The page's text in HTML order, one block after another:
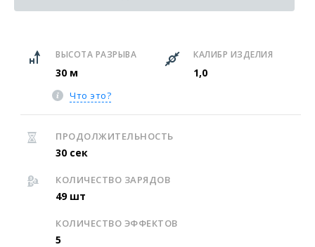
ВЫСОТА РАЗРЫВА
30 м
КАЛИБР ИЗДЕЛИЯ
1,0
Что это?
ПРОДОЛЖИТЕЛЬНОСТЬ
30 сек
КОЛИЧЕСТВО ЗАРЯДОВ
49 шт
КОЛИЧЕСТВО ЭФФЕКТОВ
5